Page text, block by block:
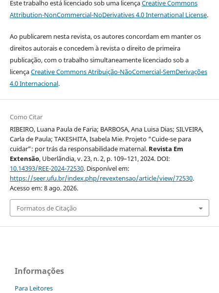
Este trabalho está licenciado sob uma licençaCreative Commons
Attribution-NonCommercial-NoDerivatives 4.0 International License.
Ao publicarem nesta revista, os autores concordam em manter os
direitos autorais e concedem à revista o direito de primeira
publicação, com o trabalho simultaneamente licenciado sob a
licençaCreative Commons Atribuição-NãoComercial-SemDerivações
4.0 Internacional.
Como Citar
RIBEIRO, Luana Paula de Faria; BARBOSA, Ana Luisa Dias; SILVEIRA,
Carla de Paula; TAKESHITA, Isabela Mie. Projeto “Cuide-se para
cuidar”: por trás da responsabilidade maternal. Revista Em
Extensão, Uberlândia, v. 23, n. 2, p. 109–121, 2024. DOI:
10.14393/REE-2024-72530. Disponível em:
https://seer.ufu.br/index.php/revextensao/article/view/72530.
Acesso em: 8 ago. 2026.
Formatos de Citação
Informações
Para Leitores